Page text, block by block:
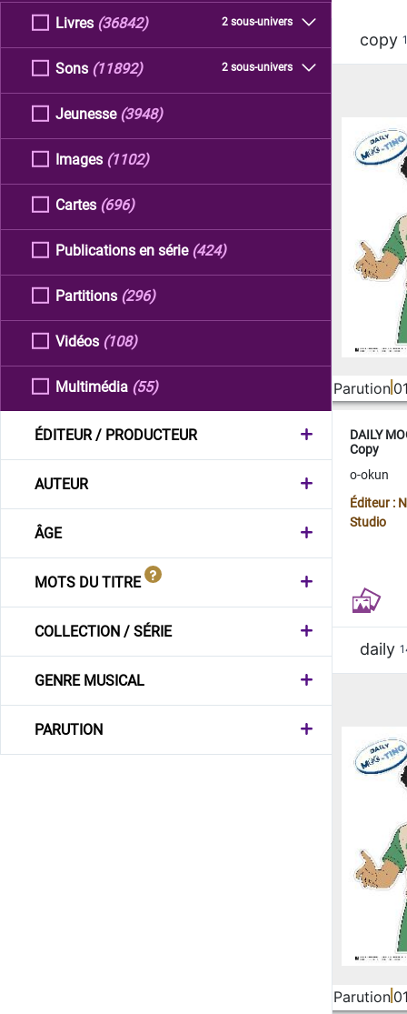
Livres 2 sous-univers
(36842)
Sons 2 sous-univers
(11892)
Jeunesse (3948)
Images (1102)
Cartes (696)
Publications en série (424)
Partitions (296)
Vidéos (108)
Multimédia (55)
ÉDITEUR / PRODUCTEUR
AUTEUR
ÂGE
MOTS DU TITRE
COLLECTION / SÉRIE
GENRE MUSICAL
PARUTION
copy
Parution
DAILY
Copy
o-okun
Éditeur :
Studio
daily
Parution